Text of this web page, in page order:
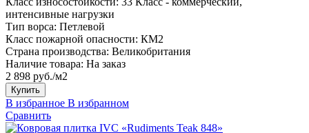
интенсивные нагрузки
Тип ворса: Петлевой
Класс пожарной опасности: КМ2
Страна производства: Великобритания
Наличие товара: На заказ
2 898 руб./м2
Купить
В избранное В избранном
Сравнить